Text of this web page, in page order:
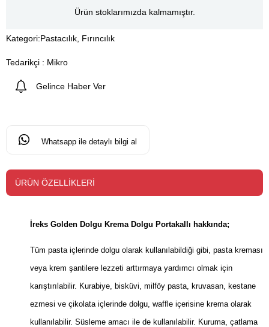
Ürün stoklarımızda kalmamıştır.
Kategori:Pastacılık, Fırıncılık
Tedarikçi : Mikro
Gelince Haber Ver
Whatsapp ile detaylı bilgi al
ÜRÜN ÖZELLIKLERI
İreks Golden Dolgu Krema Dolgu Portakallı hakkında;
Tüm pasta içlerinde dolgu olarak kullanılabildiği gibi, pasta kreması
veya krem şantilere lezzeti arttırmaya yardımcı olmak için
karıştırılabilir. Kurabiye, bisküvi, milföy pasta, kruvasan, kestane
ezmesi ve çikolata içlerinde dolgu, waffle içerisine krema olarak
kullanılabilir. Süsleme amacı ile de kullanılabilir. Kuruma, çatlama